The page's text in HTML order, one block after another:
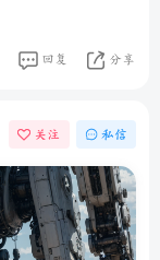
回复 分享
关注 私信